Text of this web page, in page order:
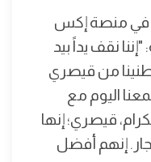
في منصة إكس
نقف يداً بيد
من قيصري
اليوم مع
قيصري؛ إنها
إنهم أفضل